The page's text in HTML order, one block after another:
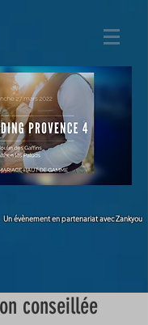
Un évènement en partenariat avec Zankyou
conseillée